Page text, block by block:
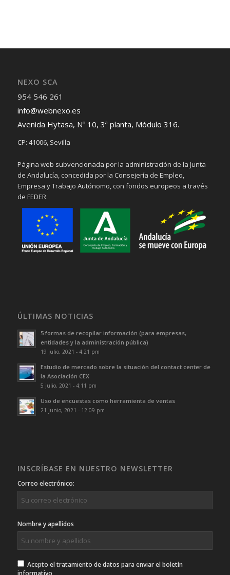
NEXO SCA
954 546 261
info@webnexo.es
Avenida Hytasa, Nº 10, 3ª planta, Módulo 316.
CP: 41006, Sevilla
Página web subvencionada por la administración de la Junta
de Andalucía, concedida por la Consejería de Empleo,
Empresa y Trabajo Autónomo, con fondos europeos a través
de FEDER
ÚLTIMAS NOTICIAS
5 formas de recopilar información (para empresas,
entidades y la administración pública)
19 julio, 2021 - 4:21 pm
Estudio de mercado sobre la situación del contact center de
la Asociación CEX
5 julio, 2021 - 4:11 pm
Uso de encuestas como herramienta de ventas
21 junio, 2021 - 12:09 pm
INSCRÍBASE EN NUESTRO NEWSLETTER
Correo electrónico:
Nombre y apellidos
Acepto el tratamiento de datos para enviar el boletín